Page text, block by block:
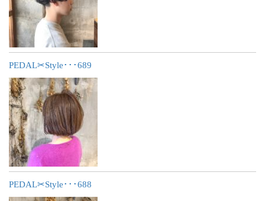
PEDAL✂︎Style･･･689
PEDAL✂︎Style･･･688